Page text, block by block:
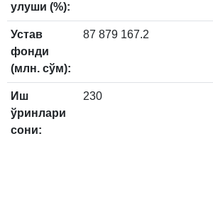
улуши (%):
Устав
фонди
(млн. сўм):
87 879 167.2
Иш
ўринлари
сони:
230